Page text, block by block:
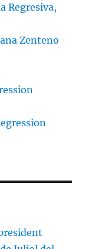
Regresiva,
Zenteno